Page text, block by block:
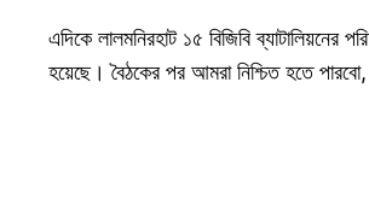
এদিকে লালমনিরহাট ১৫ বিজিবি
হয়েছে। বৈঠকের পর আমরা নিশ্চিত হতে পারবো,